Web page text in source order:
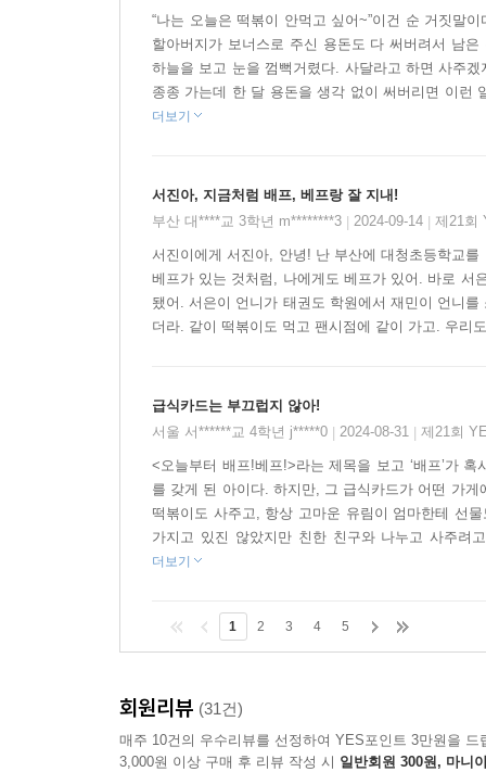
이야기 곳곳에 힘줄처럼 파고들어
씩씩함과 밝은 기운을 불어넣는 그림
『고사리 가방』 『귤 사람』으로 포근하고 향
힘줄처럼 파고들어 씩씩함과 밝은 기운을 불어
“나는 오늘은 떡볶이 안먹고 싶어~”이건 순 거짓말
할아버지가 보너스로 주신 용돈도 다 써버려서 남
하늘을 보고 눈을 껌뻑거렸다. 사달라고 하면 사주
종종 가는데 한 달 용돈을 생각 없이 써버리면 이런
더보기
서진아, 지금처럼 배프, 베프랑 잘 지내!
부산 대****교 3학년 m********3
2024-09-14 제21회
서진이에게 서진아, 안녕! 난 부산에 대청초등학교
베프가 있는 것처럼, 나에게도 베프가 있어. 바로 서
됐어. 서은이 언니가 태권도 학원에서 재민이 언니
더라. 같이 떡볶이도 먹고 팬시점에 같이 가고. 우리
급식카드는 부끄럽지 않아!
서울 서******교 4학년 j*****0
2024-08-31 제21회
<오늘부터 배프!베프!>라는 제목을 보고 ‘배프’가
를 갖게 된 아이다. 하지만, 그 급식카드가 어떤 가
떡볶이도 사주고, 항상 고마운 유림이 엄마한테 선
가지고 있진 않았지만 친한 친구와 나누고 사주려
더보기
1 2 3 4 5
회원리뷰 (31건)
매주 10건의 우수리뷰를 선정하여 YES포인트 3만원을 드
3,000원 이상 구매 후 리뷰 작성 시 일반회원 300원, 마니